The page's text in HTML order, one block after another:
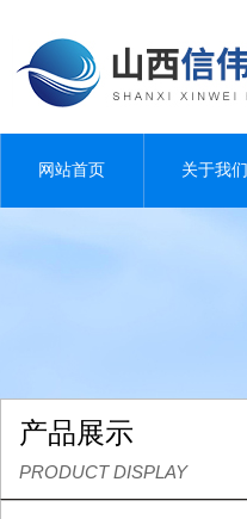
网站首页 关于我们
产品展示
PRODUCT DISPLAY